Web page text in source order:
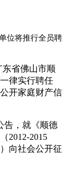
位将推行全员聘
东省佛山市顺
律实行聘任
开家庭财产信
，就《顺德
2012-2015
向社会公开征